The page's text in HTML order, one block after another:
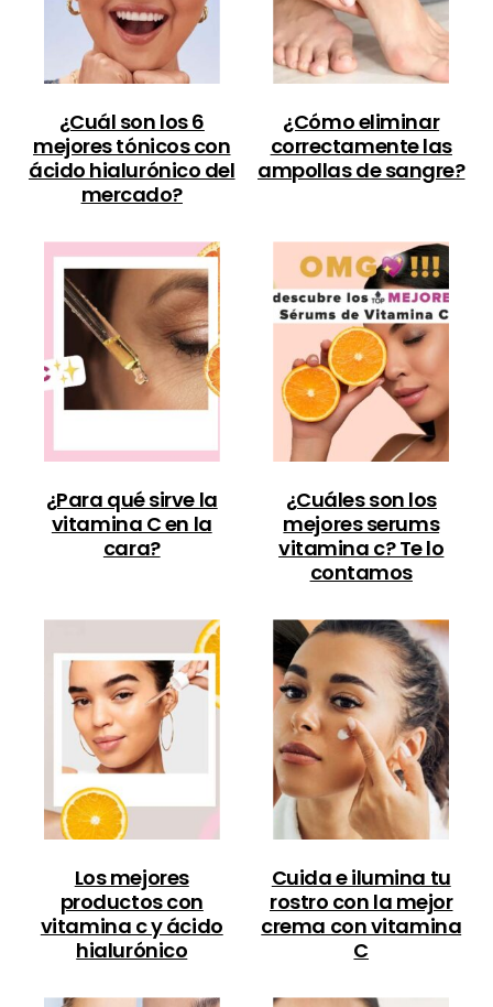
¿Cuál son los 6
mejores tónicos con
ácido hialurónico del
mercado?
¿Cómo eliminar
correctamente las
ampollas de sangre?
¿Para qué sirve la
vitamina C en la
cara?
¿Cuáles son los
mejores serums
vitamina c? Te lo
contamos
Los mejores
productos con
vitamina c y ácido
hialurónico
Cuida e ilumina tu
rostro con la mejor
crema con vitamina
C